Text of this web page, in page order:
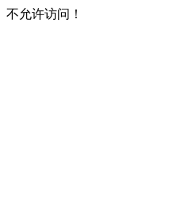
不允许访问！